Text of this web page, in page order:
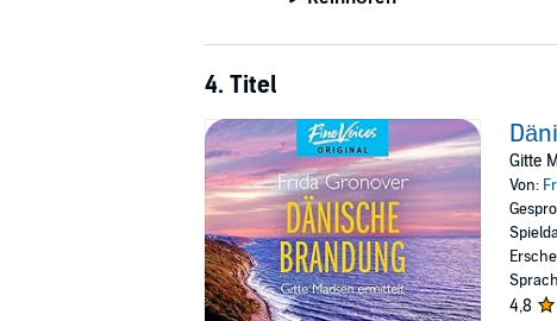
4. Titel
Gitte
Von:
4,8